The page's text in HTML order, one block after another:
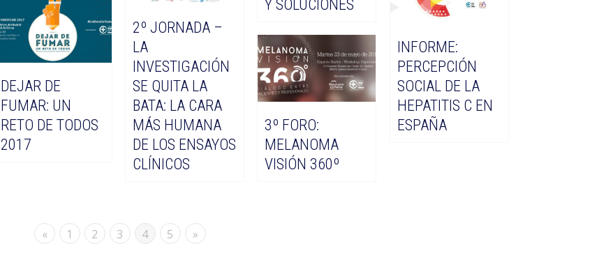
Y SOLUCIONES
2º JORNADA –
LA
INVESTIGACIÓN
SE QUITA LA
BATA: LA CARA
MÁS HUMANA
DE LOS ENSAYOS
CLÍNICOS
INFORME:
PERCEPCIÓN
SOCIAL DE LA
HEPATITIS C EN
ESPAÑA
DEJAR DE
FUMAR: UN
RETO DE TODOS
2017
3º FORO:
MELANOMA
VISIÓN 360º
« 1 2 3 4 5 »